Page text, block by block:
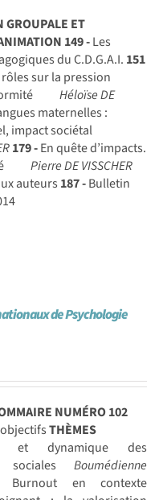
GROUPALE ET
149 -Les
du C.D.G.A.I. 151
sur la pression
Héloïse DE
maternelles :
impact sociétal
179 -En quête d’impacts.
Pierre DE VISSCHER
auteurs 187 -Bulletin
de Psychologie
NUMÉRO 102
THÈMES
et dynamique des
sociales Boumédienne
en contexte